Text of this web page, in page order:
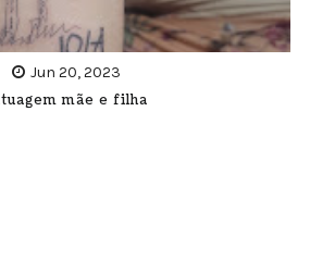
Jun 20, 2023
mãe e filha